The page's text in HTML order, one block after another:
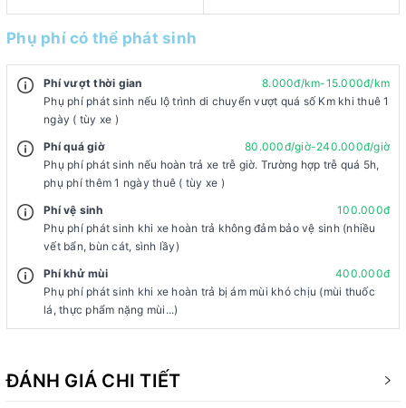
Phụ phí có thể phát sinh
Phí vượt thời gian
8.000đ/km-15.000đ/km
Phụ phí phát sinh nếu lộ trình di chuyển vượt quá số Km khi thuê 1
ngày ( tùy xe )
Phí quá giờ
80.000đ/giờ-240.000đ/giờ
Phụ phí phát sinh nếu hoàn trả xe trễ giờ. Trường hợp trễ quá 5h,
phụ phí thêm 1 ngày thuê ( tùy xe )
Phí vệ sinh
100.000đ
Phụ phí phát sinh khi xe hoàn trả không đảm bảo vệ sinh (nhiều
vết bẩn, bùn cát, sình lầy)
Phí khử mùi
400.000đ
Phụ phí phát sinh khi xe hoàn trả bị ám mùi khó chịu (mùi thuốc
lá, thực phẩm nặng mùi...)
ĐÁNH GIÁ CHI TIẾT